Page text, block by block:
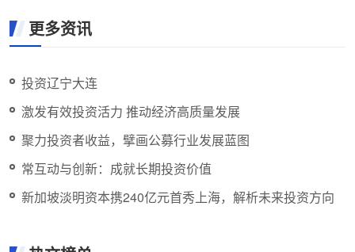
更多资讯
投资辽宁大连
激发有效投资活力 推动经济高质量发展
聚力投资者收益，擘画公募行业发展蓝图
常互动与创新：成就长期投资价值
新加坡淡明资本携240亿元首秀上海，解析未来投资方向